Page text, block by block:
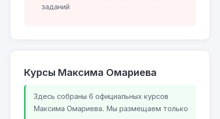
заданий
Курсы Максима Омариева
Здесь собраны 6 официальных курсов
Максима Омариева. Мы размещаем только